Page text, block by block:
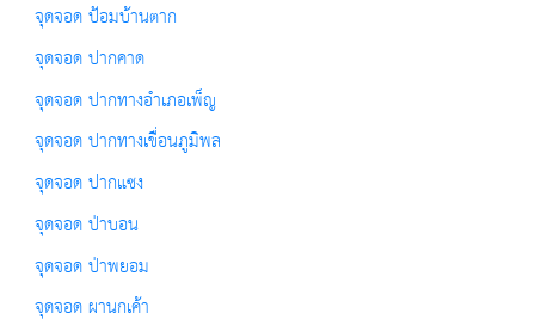
จุดจอด ป้อมบ้านตาก
จุดจอด ปากคาด
จุดจอด ปากทางอำเภอเพ็ญ
จุดจอด ปากทางเขื่อนภูมิพล
จุดจอด ปากแซง
จุดจอด ป่าบอน
จุดจอด ป่าพยอม
จุดจอด ผานกเค้า